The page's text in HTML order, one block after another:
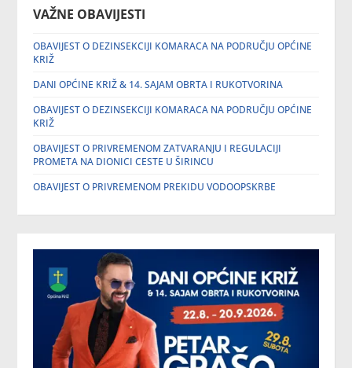
VAŽNE OBAVIJESTI
OBAVIJEST O DEZINSEKCIJI KOMARACA NA PODRUČJU OPĆINE
KRIŽ
DANI OPĆINE KRIŽ & 14. SAJAM OBRTA I RUKOTVORINA
OBAVIJEST O DEZINSEKCIJI KOMARACA NA PODRUČJU OPĆINE
KRIŽ
OBAVIJEST O PRIVREMENOM ZATVARANJU I REGULACIJI
PROMETA NA DIONICI CESTE U ŠIRINCU
OBAVIJEST O PRIVREMENOM PREKIDU VODOOPSKRBE